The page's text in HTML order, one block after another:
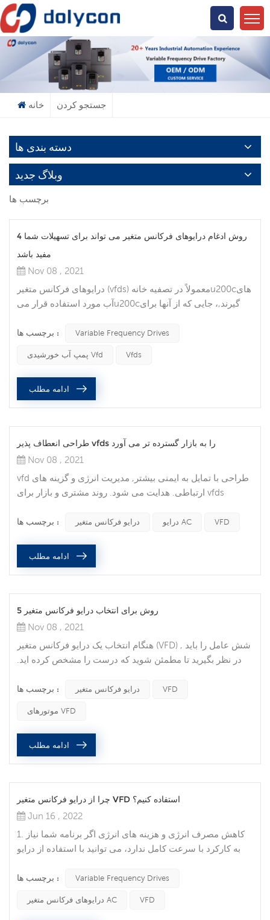
دنبال چی میگردی؟
خانه جستجو کردن
دسته بندی ها
وبلاگ جدید
برچسب ها
4 روش ادغام درایوهای فرکانس متغیر می تواند برای تسهیلات شما
مفید باشد
Nov 08 , 2021
درایوهای فرکانس متغیر (vfds) معمولاً در تصفیه خانهu200cهای
آب مورد استفاده قرار میu200cگیرند,، جایی که از آنها برای
سالu200cهای اخیر, محبوبیت آنu200cها در بسیاری از
اتوماسیون شما می تواند مزایای متعددی را به همراه داشته
باشد . که شامل بهینه سازی فرآیند , افزایش عمر موتور , صرفه
برچسب ها : Variable Frequency Drives
پمپ آب خورشیدی Vfd Vfds
ادامه مطلب
طراحی انعطاف پذیر vfds را به بازار گسترده تر می آورد
Nov 08 , 2021
vfd طراحی با تمایل به ایمنی بیشتر, مدیریت انرژی و گزینه های
ارتباطی. هدایت می شود. روند مشتری و بازار برای vfds
میu200cکنند. تمامی گرایشu200cهای مشتری و بازار
طراحی حیاتی هستند. ایمنی یکپارچه در حال تبدیل شدن به یک
برچسب ها : درایو فرکانس متغیر درایو AC VFD
ادامه مطلب
5 روش برای انتخاب درایو فرکانس متغیر
Nov 08 , 2021
هنگام انتخاب یک درایو فرکانس متغیر (VFD) , شش عامل را باید
در نظر بگیرید تا مطمئن شوید که درست را مشخص کرده اید.
هنگام انتخاب یک VFD میu200cگیرید این است که مطمئن
پلاک موتور را برای نیاز جریان بار کامل بررسی کنید, سپس
درایوی را پیدا کنید که حداقل برای این مقدار جریان
برچسب ها : درایو فرکانس متغیر VFD
موتورهای VFD
ادامه مطلب
چرا از درایو فرکانس متغیر VFD استفاده کنیم؟
Jun 16 , 2022
1. کاهش مصرف انرژی و هزینه های انرژی اگر برنامه شما نیاز
به کارکرد با سرعت کامل ندارد، می توانید با استفاده از درایو
فرکانس متغیر است، هزینه های انرژی را کاهش دهید. VFD ها به
نیازهای بار مطابقت دهید. هیچ روش دیگری برای کنترل موتور
برچسب ها : Variable Frequency Drives
درایوهای فرکانس متغیر AC VFD